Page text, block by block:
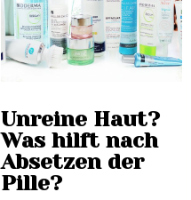
Unreine Haut?
Was hilft nach
Absetzen der
Pille?